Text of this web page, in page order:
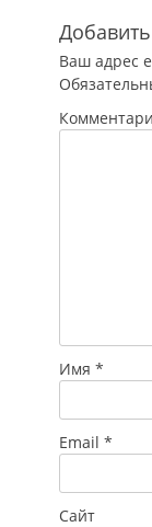
Ваш адрес
Имя *
Email *
Сайт